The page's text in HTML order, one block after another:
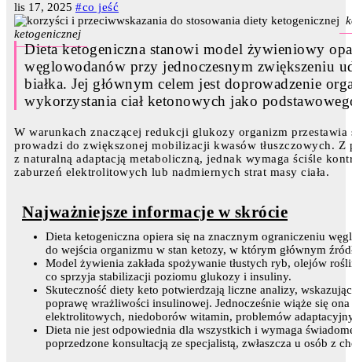
lis 17, 2025 #co jeść
ketogenicznej
Dieta ketogeniczna stanowi model żywieniowy
węglowodanów przy jednoczesnym zwiększeniu
białka. Jej głównym celem jest doprowadzenie
wykorzystania ciał ketonowych jako
W warunkach znaczącej redukcji glukozy organizm
prowadzi do zwiększonej mobilizacji kwasów tłuszczowych.
z naturalną adaptacją metaboliczną, jednak wymaga ściśle
zaburzeń elektrolitowych lub nadmiernych strat masy ciała.
Najważniejsze informacje w skrócie
Dieta ketogeniczna opiera się na znacznym ograniczeniu
do wejścia organizmu w stan ketozy, w którym głównym
Model żywienia zakłada spożywanie tłustych ryb, olejów
co sprzyja stabilizacji poziomu glukozy i insuliny.
Skuteczność diety keto potwierdzają liczne analizy,
poprawę wrażliwości insulinowej. Jednocześnie wiąże się
elektrolitowych, niedoborów witamin, problemów
Dieta nie jest odpowiednia dla wszystkich i wymaga
poprzedzone konsultacją ze specjalistą, zwłaszcza u osób z